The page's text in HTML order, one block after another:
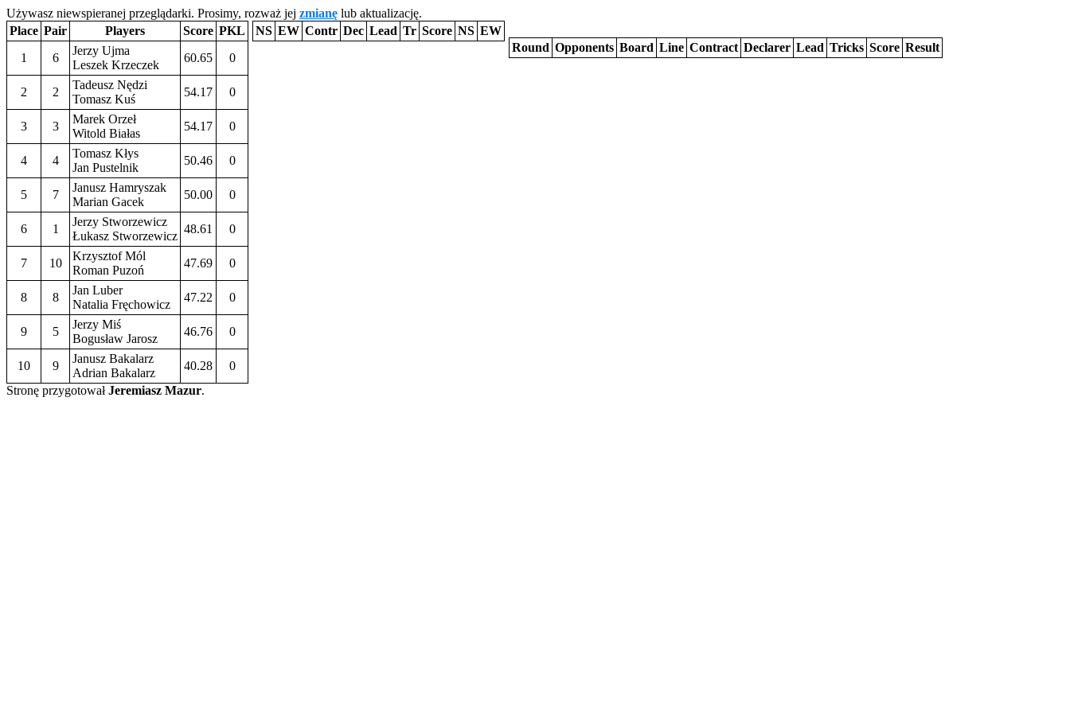
Używasz niewspieranej przeglądarki. Prosimy, rozważ jej zmianę lub aktualizację.
Place Pair Players Score PKL
1
6
Jerzy Ujma
Leszek Krzeczek
60.65 0
2 2
Tadeusz Nędzi
Tomasz Kuś
54.17 0
3 3
Marek Orzeł
Witold Białas
54.17 0
4 4
Tomasz Kłys
Jan Pustelnik
50.46 0
5 7
Janusz Hamryszak
Marian Gacek
50.00 0
6 1
Jerzy Stworzewicz
Łukasz Stworzewicz
48.61 0
7 10
Krzysztof Mól
Roman Puzoń
47.69 0
8 8
Jan Luber
Natalia Fręchowicz
47.22 0
9 5
Jerzy Miś
Bogusław Jarosz
46.76 0
10 9
Janusz Bakalarz
Adrian Bakalarz
40.28 0
NS EW Contr Dec Lead Tr Score NS EW
Round Opponents Board Line Contract Declarer Lead Tricks Score Result
Stronę przygotowałJeremiasz Mazur.